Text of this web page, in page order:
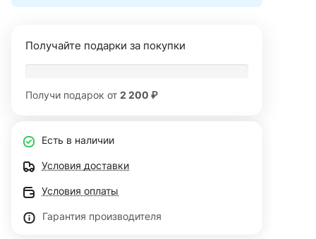
Получайте подарки за покупки
Получи подарок от 2 200 ₽
Есть в наличии
Условия доставки
Условия оплаты
Гарантия производителя